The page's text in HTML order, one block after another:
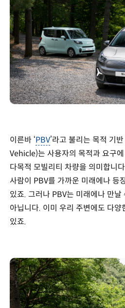
이른바 ‘PBV’라고 불리는 목적 기
Vehicle)는 사용자의 목적과 요구
다목적 모빌리티 차량을 의미합니
사람이 PBV를 가까운 미래에나 등
있죠. 그러나 PBV는 미래에나 만날
아닙니다. 이미 우리 주변에도 다양
있죠.